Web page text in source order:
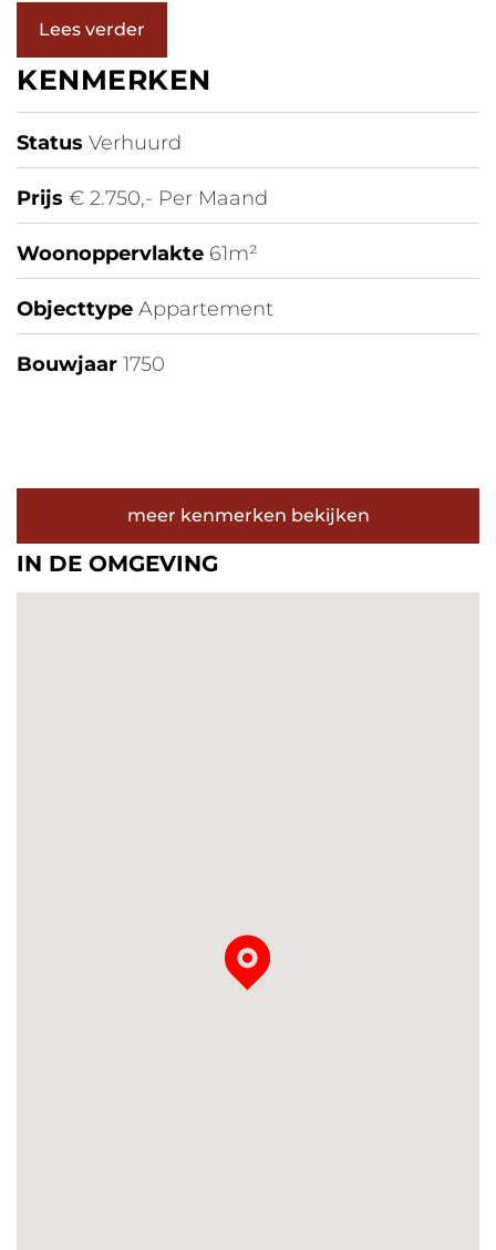
Lees verder
KENMERKEN
Status Verhuurd
Prijs € 2.750,- Per Maand
Woonoppervlakte 61m²
Objecttype Appartement
Bouwjaar 1750
meer kenmerken bekijken
IN DE OMGEVING